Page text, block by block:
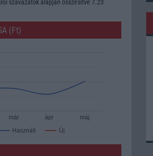
szavazatok alapján összesítve 7.23
(Ft)
Használt Új
már ápr máj